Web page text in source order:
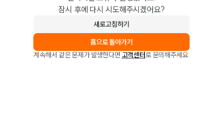
잠시 후에 다시 시도해주시겠어요?
새로고침하기
홈으로 돌아가기
계속해서 같은 문제가 발생한다면 고객센터로 문의해주세요.